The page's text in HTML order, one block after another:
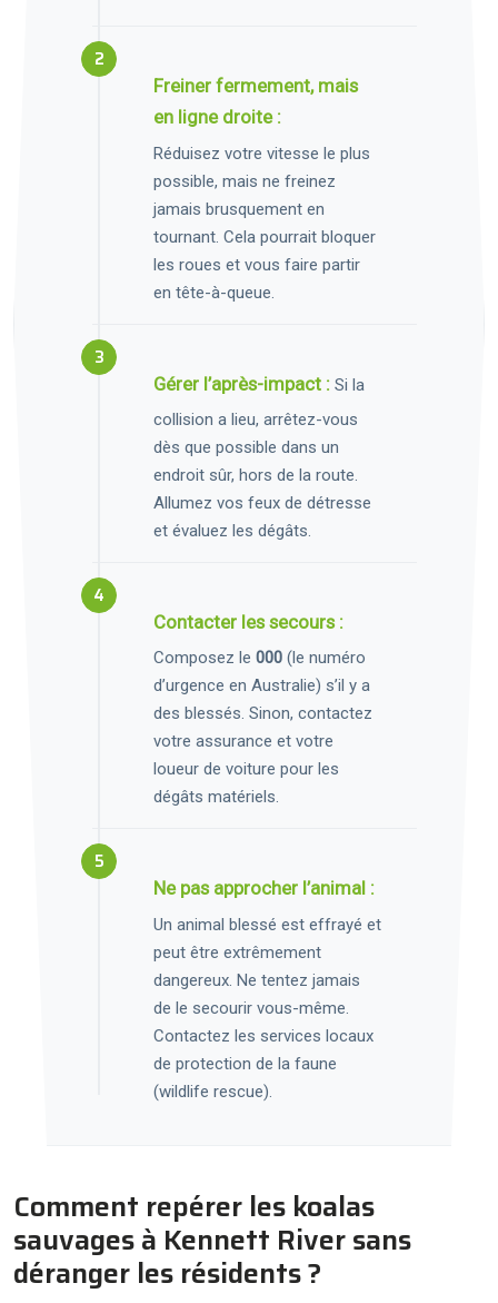
Freiner fermement, mais
en ligne droite :
Réduisez votre vitesse le plus
possible, mais ne freinez
jamais brusquement en
tournant. Cela pourrait bloquer
les roues et vous faire partir
en tête-à-queue.
Gérer l’après-impact : Si la
collision a lieu, arrêtez-vous
dès que possible dans un
endroit sûr, hors de la route.
Allumez vos feux de détresse
et évaluez les dégâts.
Contacter les secours :
Composez le 000 (le numéro
d’urgence en Australie) s’il y a
des blessés. Sinon, contactez
votre assurance et votre
loueur de voiture pour les
dégâts matériels.
Ne pas approcher l’animal :
Un animal blessé est effrayé et
peut être extrêmement
dangereux. Ne tentez jamais
de le secourir vous-même.
Contactez les services locaux
de protection de la faune
(wildlife rescue).
Comment repérer les koalas
sauvages à Kennett River sans
déranger les résidents ?